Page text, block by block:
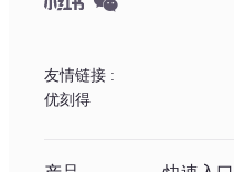
友情链接 :
优刻得